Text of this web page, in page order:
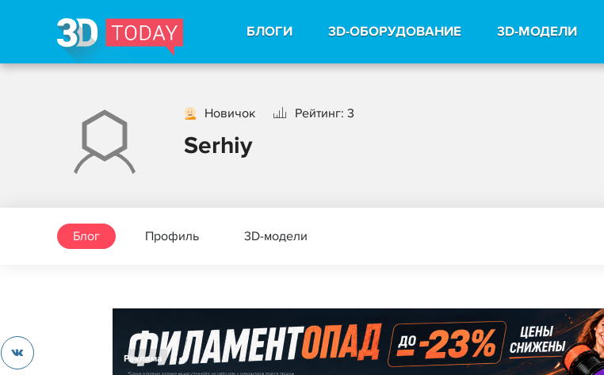
БЛОГИ 3D-ОБОРУДОВАНИЕ 3D-МОДЕЛИ
Новичок Рейтинг: 3
Serhiy
Блог Профиль 3D-модели
Реклама